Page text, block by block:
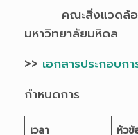
คณะสิ่งแวดล้อม
มหาวิทยาลัยมหิดล
>> เอกสารประกอบก
กำหนดการ
เวลา หัวข้